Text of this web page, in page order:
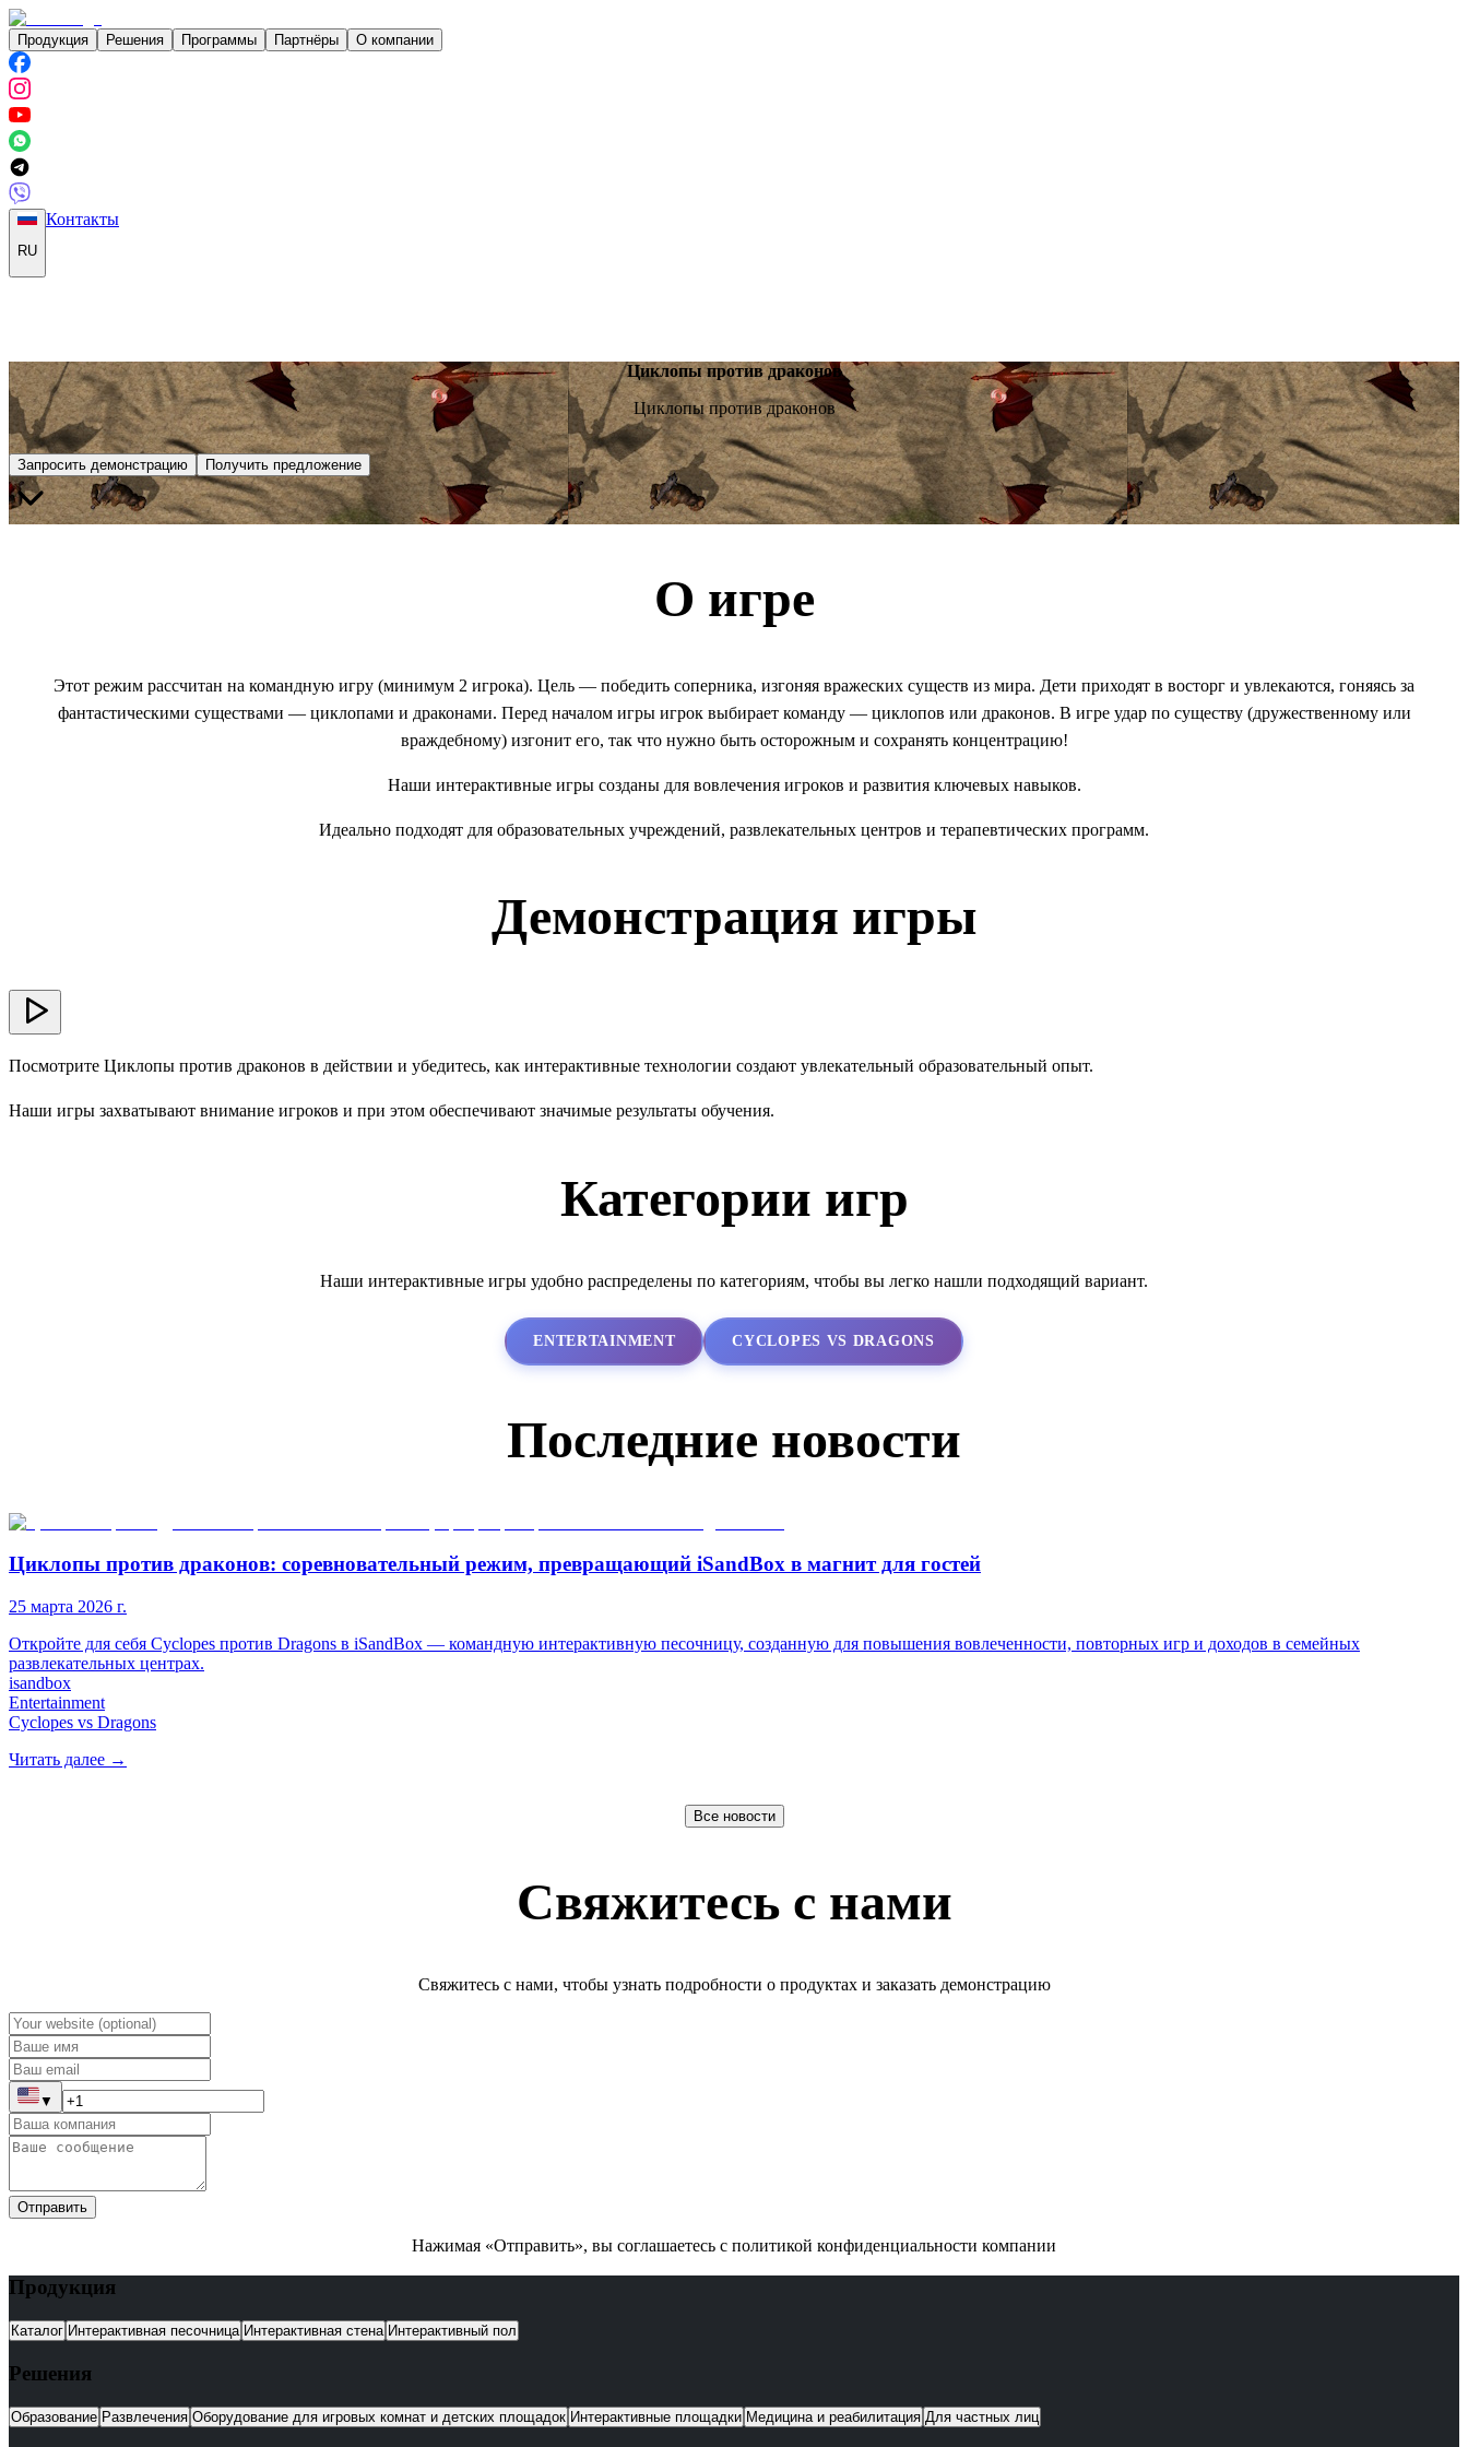
Продукция Решения Программы Партнёры О компании
RU
Контакты
Циклопы против драконов
Циклопы против драконов
Запросить демонстрацию Получить предложение
О игре
Этот режим рассчитан на командную игру (минимум 2 игрока). Цель — победить соперника, изгоняя вражеских существ из мира. Дети приходят в восторг и увлекаются, гоняясь за
фантастическими существами — циклопами и драконами. Перед началом игры игрок выбирает команду — циклопов или драконов. В игре удар по существу (дружественному или
враждебному) изгонит его, так что нужно быть осторожным и сохранять концентрацию!
Наши интерактивные игры созданы для вовлечения игроков и развития ключевых навыков.
Идеально подходят для образовательных учреждений, развлекательных центров и терапевтических программ.
Демонстрация игры
Посмотрите Циклопы против драконов в действии и убедитесь, как интерактивные технологии создают увлекательный образовательный опыт.
Наши игры захватывают внимание игроков и при этом обеспечивают значимые результаты обучения.
Категории игр
Наши интерактивные игры удобно распределены по категориям, чтобы вы легко нашли подходящий вариант.
ENTERTAINMENT CYCLOPES VS DRAGONS
Последние новости
Циклопы против драконов: соревновательный режим, превращающий iSandBox в магнит для гостей
25 марта 2026 г.
Откройте для себя Cyclopes против Dragons в iSandBox — командную интерактивную песочницу, созданную для повышения вовлеченности, повторных игр и доходов в семейных
развлекательных центрах.
isandbox
Entertainment
Cyclopes vs Dragons
Читать далее →
Все новости
Свяжитесь с нами
Свяжитесь с нами, чтобы узнать подробности о продуктах и заказать демонстрацию
▼
Отправить
Нажимая «Отправить», вы соглашаетесь с политикой конфиденциальности компании
Продукция
Каталог Интерактивная песочница Интерактивная стена Интерактивный пол
Решения
Образование Развлечения Оборудование для игровых комнат и детских площадок Интерактивные площадки Медицина и реабилитация Для частных лиц